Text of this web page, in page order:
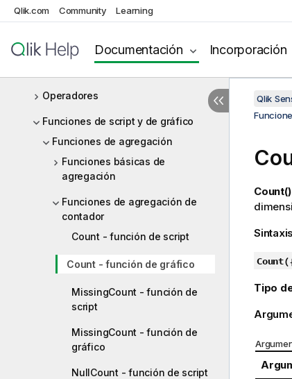
Qlik.com Community Learning
Documentación Incorporación
de carga de datos
Expresiones de script
Operadores
Funciones de script y de gráfico
Funciones de agregación
Funciones básicas de
agregación
Funciones de agregación de
contador
Count - función de script
Count - función de gráfico
MissingCount - función de
script
MissingCount - función de
gráfico
NullCount - función de script
Qlik
Count()
Count(
Tipo